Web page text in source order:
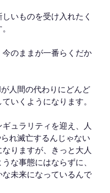
いものを受け入れたく
今のままが一番らくだか
人間の代わりにどんど
いくようになります。
ュラリティを迎え、人
れ滅亡するんじゃない
りますが、きっと大人
な事態にはならずに、
な未来になっているんで